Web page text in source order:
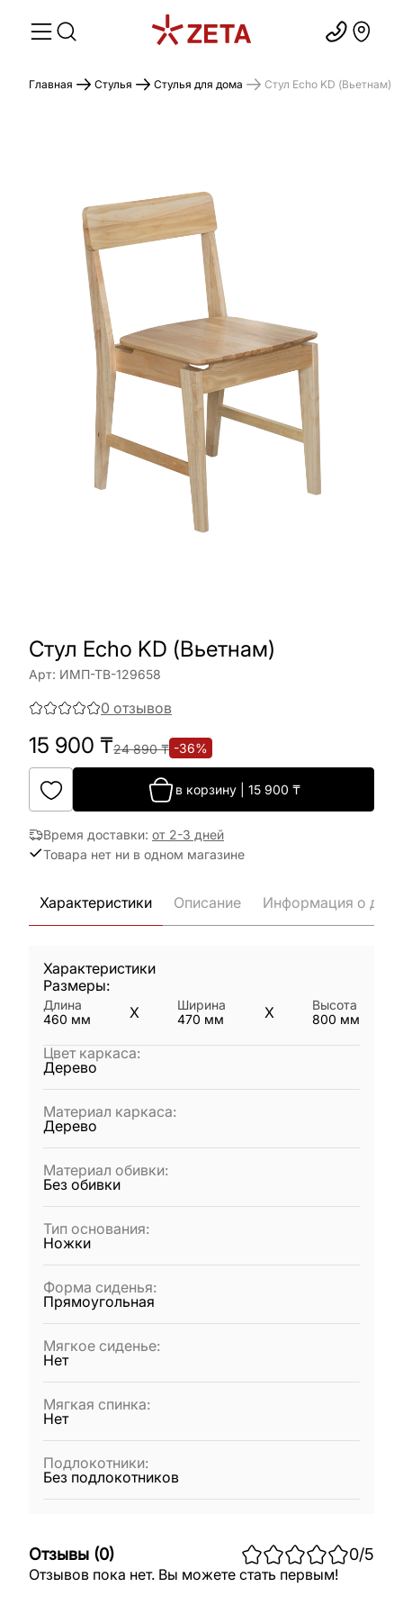
Главная Стулья Стулья для дома Стул Echo KD (Вьетнам)
Стул Echo KD (Вьетнам)
Арт: ИМП-ТВ-129658
0 отзывов
15 900 ₸24 890₸ -36%
в корзину 15 900 ₸
Время доставки: от 2-3 дней
Товара нет ни в одном магазине
Характеристики Описание Информация о
Характеристики
Размеры:
Длина
460 мм X
Ширина
470 мм X
Высота
800 мм
Цвет каркаса:
Дерево
Материал каркаса:
Дерево
Материал обивки:
Без обивки
Тип основания:
Ножки
Форма сиденья:
Прямоугольная
Мягкое сиденье:
Нет
Мягкая спинка:
Нет
Подлокотники:
Без подлокотников
Отзывы (0) 0/5
Отзывов пока нет. Вы можете стать первым!